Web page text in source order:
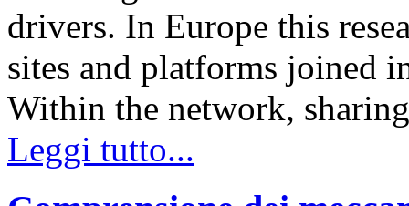
drivers. In Europe this
sites and platforms joined
Within the network,
Leggi tutto...